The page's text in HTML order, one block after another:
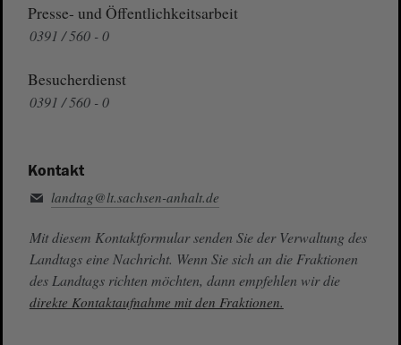
Presse- und Öffentlichkeitsarbeit
0391 / 560 - 0
Besucherdienst
0391 / 560 - 0
Kontakt
landtag@lt.sachsen-anhalt.de
Mit diesem Kontaktformular senden Sie der Verwaltung des
Landtags eine Nachricht. Wenn Sie sich an die Fraktionen
des Landtags richten möchten, dann empfehlen wir die
direkte Kontaktaufnahme mit den Fraktionen.